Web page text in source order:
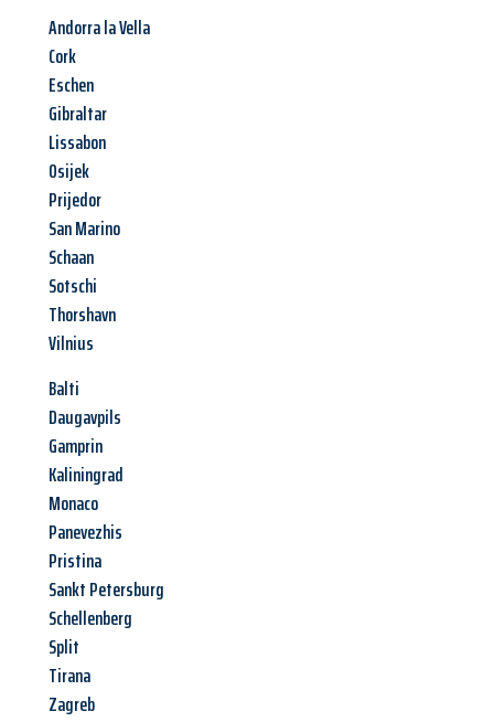
Andorra la Vella
Cork
Eschen
Gibraltar
Lissabon
Osijek
Prijedor
San Marino
Schaan
Sotschi
Thorshavn
Vilnius
Balti
Daugavpils
Gamprin
Kaliningrad
Monaco
Panevezhis
Pristina
Sankt Petersburg
Schellenberg
Split
Tirana
Zagreb